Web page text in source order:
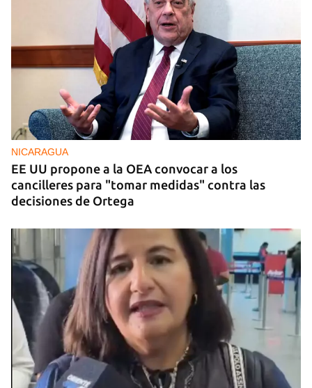
NICARAGUA
EE UU propone a la OEA convocar a los
cancilleres para "tomar medidas" contra las
decisiones de Ortega